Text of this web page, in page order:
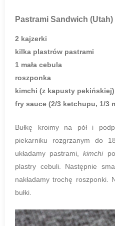
Pastrami Sandwich (Utah)
2 kajzerki
kilka plastrów pastrami
1 mała cebula
roszponka
kimchi (z kapusty pekińskiej)
fry sauce (2/3 ketchupu, 1/3
Bułkę kroimy na pół i
piekarniku rozgrzanym do
układamy pastrami,
kimchi
plastry cebuli. Następnie
nakładamy trochę roszponki.
bułki.